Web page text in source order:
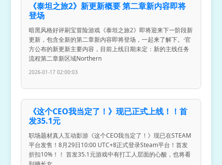
《泰坦之旅2》新更新概要 第二章新内容即将
登场
暗黑风格好评刷宝冒险游戏《泰坦之旅2》即将迎来下一阶段新
更新，包含全新的第二章新内容即将登场，一起来了解下。·官
方公布的新更新主要内容，目前上线日期未定：新的主线任务
流程第二章新区域Northern
2026-01-17 02:00:03
《这个CEO我当定了！》现已正式上线！！首
发35.1元
职场题材真人互动影游《这个CEO我当定了！》现已在STEAM
平台发售！8月29日10:00 UTC+8正式登录Steam平台！首发
折扣10%！！ 首发35.1元游戏中有打工人层面的心酸，也将看